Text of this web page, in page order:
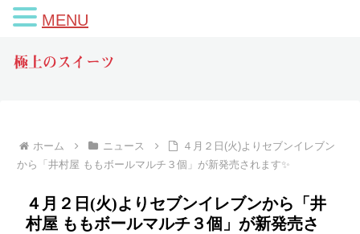
極上のスイーツ
ホーム ニュース
４月２日(火)よりセブンイレブン
から「井村屋 ももボールマルチ３個」が新発売されます✨
４月２日(火)よりセブンイレブンから「井
村屋 ももボールマルチ３個」が新発売さ
MENU